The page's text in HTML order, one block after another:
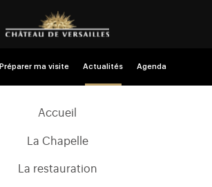
Préparer ma visite Actualités Agenda
Accueil
La Chapelle
La restauration